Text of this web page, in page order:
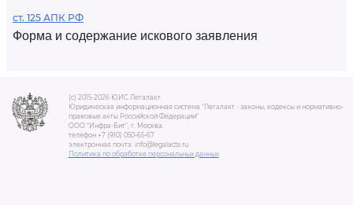
ст. 125 АПК РФ
Форма и содержание искового заявления
(c) 2015-2026 ЮИС Легалакт
Юридическая информационная система "Легалакт - законы, кодексы и нормативно-
правовые акты Российской Федерации"
ООО "Инфра-Бит", г. Москва.
телефон +7 (910) 050-65-67
электронная почта: info@legalacts.ru
Политика по обработке персональных данных